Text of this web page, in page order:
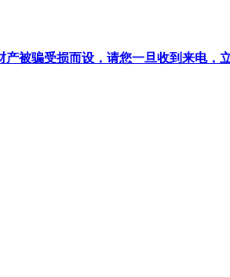
被骗受损而设，请您一旦收到来电，立